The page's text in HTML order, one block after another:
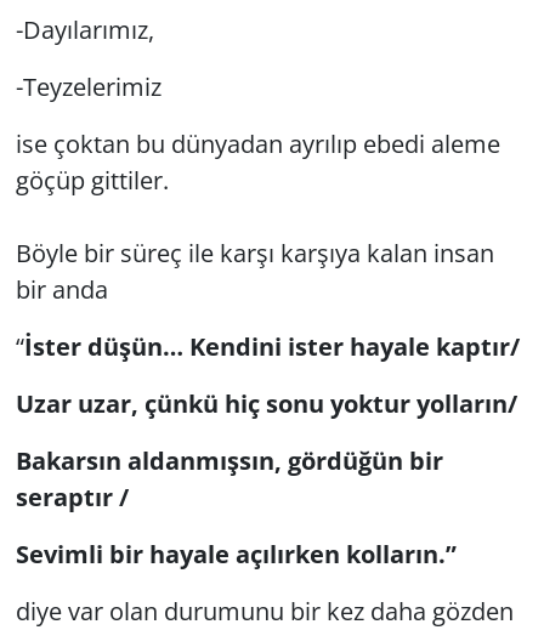
-Dayılarımız,
-Teyzelerimiz
ise çoktan bu dünyadan ayrılıp ebedi aleme
göçüp gittiler.
Böyle bir süreç ile karşı karşıya kalan insan
bir anda
“İster düşün… Kendini ister hayale kaptır/
Uzar uzar, çünkü hiç sonu yoktur yolların/
Bakarsın aldanmışsın, gördüğün bir
seraptır /
Sevimli bir hayale açılırken kolların.”
diye var olan durumunu bir kez daha gözden